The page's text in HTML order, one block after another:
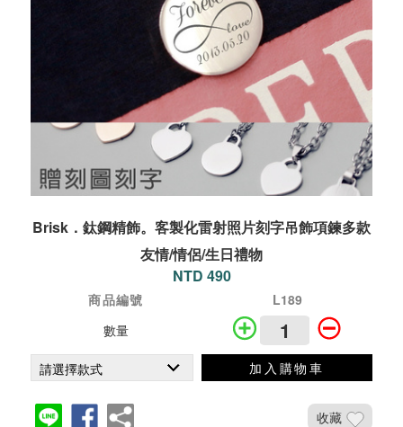
Brisk．鈦鋼精飾。客製化雷射照片刻字吊飾項鍊多款
友情/情侶/生日禮物
NTD 490
商品編號
L189
數量
加入購物車
收藏